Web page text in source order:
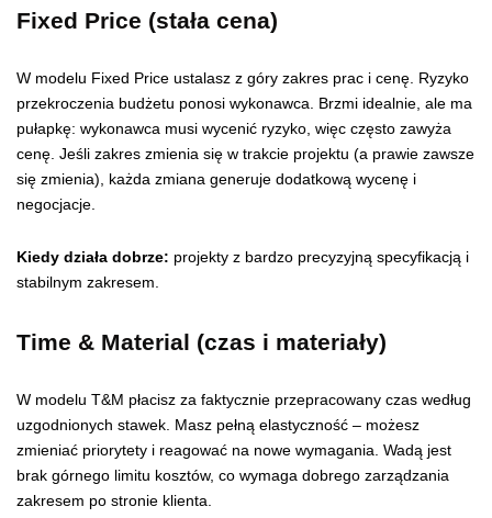
Fixed Price (stała cena)
W modelu Fixed Price ustalasz z góry zakres prac i cenę. Ryzyko
przekroczenia budżetu ponosi wykonawca. Brzmi idealnie, ale ma
pułapkę: wykonawca musi wycenić ryzyko, więc często zawyża
cenę. Jeśli zakres zmienia się w trakcie projektu (a prawie zawsze
się zmienia), każda zmiana generuje dodatkową wycenę i
negocjacje.
Kiedy działa dobrze: projekty z bardzo precyzyjną specyfikacją i
stabilnym zakresem.
Time & Material (czas i materiały)
W modelu T&M płacisz za faktycznie przepracowany czas według
uzgodnionych stawek. Masz pełną elastyczność – możesz
zmieniać priorytety i reagować na nowe wymagania. Wadą jest
brak górnego limitu kosztów, co wymaga dobrego zarządzania
zakresem po stronie klienta.